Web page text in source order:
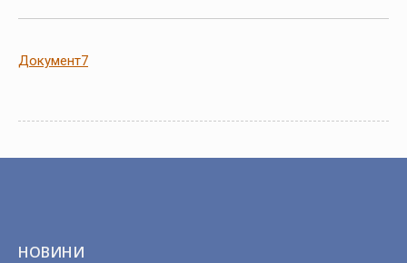
Документ7
НОВИНИ